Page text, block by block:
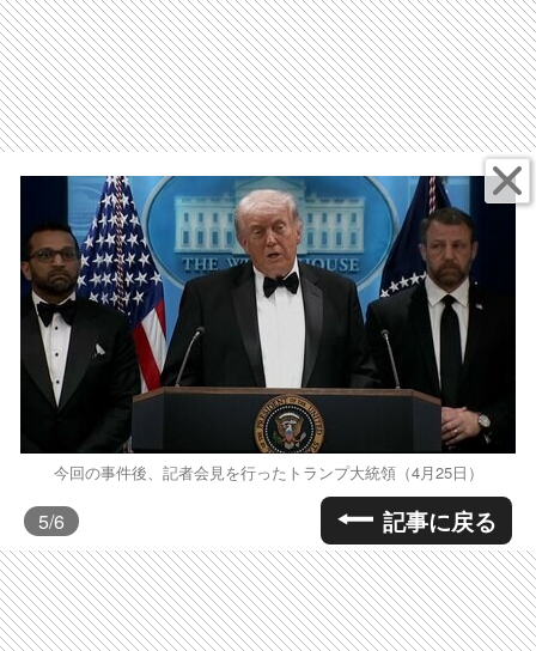
今回の事件後、記者会見を行ったトランプ大統領（4月25日）
5/6 記事に戻る